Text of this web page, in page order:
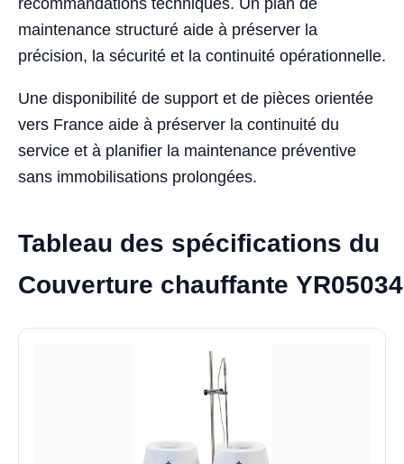
recommandations techniques. Un plan de
maintenance structuré aide à préserver la
précision, la sécurité et la continuité opérationnelle.
Une disponibilité de support et de pièces orientée
vers France aide à préserver la continuité du
service et à planifier la maintenance préventive
sans immobilisations prolongées.
Tableau des spécifications du
Couverture chauffante YR05034